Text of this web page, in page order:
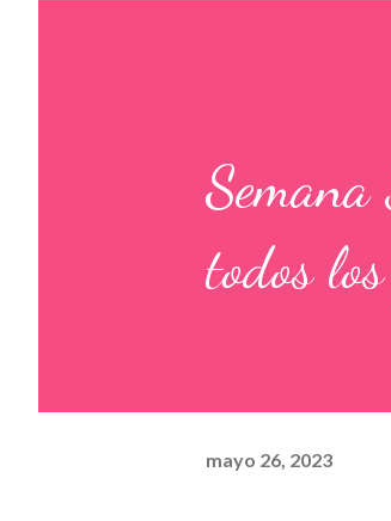
todos
mayo 26, 2023